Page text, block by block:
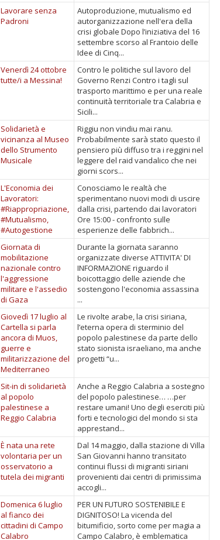
Lavorare senza
Padroni
Autoproduzione, mutualismo ed
autorganizzazione nell'era della
crisi globale Dopo l’iniziativa del 16
settembre scorso al Frantoio delle
Idee di Cinq...
Venerdì 24 ottobre
tutte/i a Messina!
Contro le politiche sul lavoro del
Governo Renzi Contro i tagli sul
trasporto marittimo e per una reale
continuità territoriale tra Calabria e
Sicili...
Solidarietà e
vicinanza al Museo
dello Strumento
Musicale
Riggiu non vindiu mai ranu.
Probabilmente sarà stato questo il
pensiero più diffuso tra i reggini nel
leggere del raid vandalico che nei
giorni scors...
L'Economia dei
Lavoratori:
#Riappropriazione,
#Mutualismo,
#Autogestione
Conosciamo le realtà che
sperimentano nuovi modi di uscire
dalla crisi, partendo dai lavoratori
Ore 15:00 - confronto sulle
esperienze delle fabbrich...
Giornata di
mobilitazione
nazionale contro
l'aggressione
militare e l'assedio
di Gaza
Durante la giornata saranno
organizzate diverse ATTIVITA' DI
INFORMAZIONE riguardo il
boicottaggio delle aziende che
sostengono l'economia assassina
...
Giovedì 17 luglio al
Cartella si parla
ancora di Muos,
guerre e
militarizzazione del
Mediterraneo
Le rivolte arabe, la crisi siriana,
l’eterna opera di sterminio del
popolo palestinese da parte dello
stato sionista israeliano, ma anche
progetti “u...
Sit-in di solidarietà
al popolo
palestinese a
Reggio Calabria
Anche a Reggio Calabria a sostegno
del popolo palestinese… …per
restare umani! Uno degli eserciti più
forti e tecnologici del mondo si sta
apprestand...
È nata una rete
volontaria per un
osservatorio a
tutela dei migranti
Dal 14 maggio, dalla stazione di Villa
San Giovanni hanno transitato
continui flussi di migranti siriani
provenienti dai centri di primissima
accogli...
Domenica 6 luglio
al fianco dei
cittadini di Campo
Calabro
PER UN FUTURO SOSTENIBILE E
DIGNITOSO! La vicenda del
bitumificio, sorto come per magia a
Campo Calabro, è emblematica